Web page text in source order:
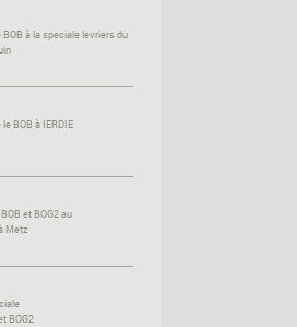
à la speciale levriers du
BOB à IERDIE
et BOG2 au
Metz
BOG2